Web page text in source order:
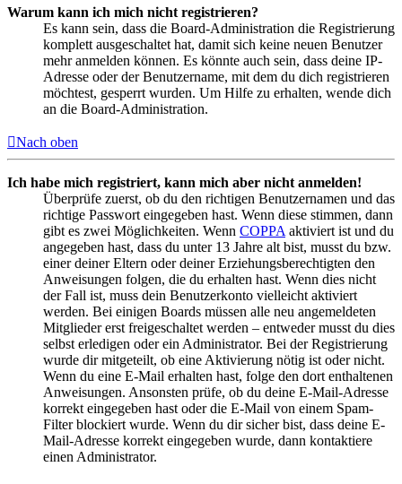
Warum kann ich mich nicht registrieren?
Es kann sein, dass die Board-Administration die Registrierung
komplett ausgeschaltet hat, damit sich keine neuen Benutzer
mehr anmelden können. Es könnte auch sein, dass deine IP-
Adresse oder der Benutzername, mit dem du dich registrieren
möchtest, gesperrt wurden. Um Hilfe zu erhalten, wende dich
an die Board-Administration.
Nach oben
Ich habe mich registriert, kann mich aber nicht anmelden!
Überprüfe zuerst, ob du den richtigen Benutzernamen und das
richtige Passwort eingegeben hast. Wenn diese stimmen, dann
gibt es zwei Möglichkeiten. Wenn COPPA aktiviert ist und du
angegeben hast, dass du unter 13 Jahre alt bist, musst du bzw.
einer deiner Eltern oder deiner Erziehungsberechtigten den
Anweisungen folgen, die du erhalten hast. Wenn dies nicht
der Fall ist, muss dein Benutzerkonto vielleicht aktiviert
werden. Bei einigen Boards müssen alle neu angemeldeten
Mitglieder erst freigeschaltet werden – entweder musst du dies
selbst erledigen oder ein Administrator. Bei der Registrierung
wurde dir mitgeteilt, ob eine Aktivierung nötig ist oder nicht.
Wenn du eine E-Mail erhalten hast, folge den dort enthaltenen
Anweisungen. Ansonsten prüfe, ob du deine E-Mail-Adresse
korrekt eingegeben hast oder die E-Mail von einem Spam-
Filter blockiert wurde. Wenn du dir sicher bist, dass deine E-
Mail-Adresse korrekt eingegeben wurde, dann kontaktiere
einen Administrator.